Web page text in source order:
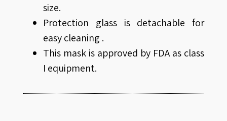
size.
Protection glass is detachable for
easy cleaning .
This mask is approved by FDA as class
I equipment.